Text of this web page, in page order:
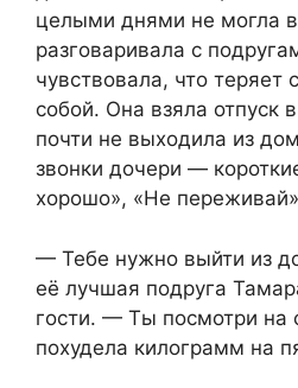
целыми днями не могла
разговаривала с
чувствовала, что теряет
собой. Она взяла отпуск
почти не выходила из
звонки дочери —
хорошо», «Не
— Тебе нужно выйти из
её лучшая подруга
гости. — Ты посмотри на
похудела килограмм на